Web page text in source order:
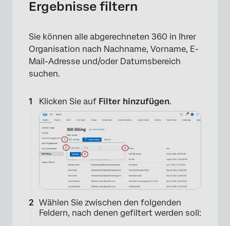
Ergebnisse filtern
Sie können alle abgerechneten 360 in Ihrer
Organisation nach Nachname, Vorname, E-
Mail-Adresse und/oder Datumsbereich
suchen.
Klicken Sie auf Filter hinzufügen.
Wählen Sie zwischen den folgenden
Feldern, nach denen gefiltert werden soll: